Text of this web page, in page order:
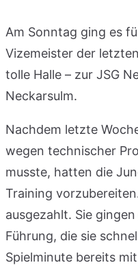
Am Sonntag ging es
Vizemeister der
tolle Halle – zur JSG
Neckarsulm.
Nachdem letzte
wegen technischer
musste, hatten die
Training
ausgezahlt. Sie
Führung, die sie
Spielminute bereits